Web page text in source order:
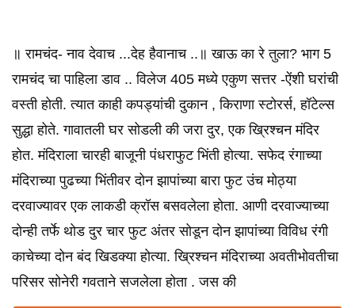
॥ रामचंद- नाव देवाच ...देह हैवानाच ..॥ खाऊ का रे तुला? भाग 5
रामचंद चा पाहिला डाव .. विलेज 405 मध्ये एकुण सत्तर -ऐंशी घरांची
वस्ती होती. त्यात काही कपड्यांची दुकान , किराणा स्टोरर्स, हॉटेल्स
सुद्धा होते. गावातली घर सोडली की जरा दुर, एक ख्रिश्चन मंदिर
होत. मंदिराला चारही बाजूनी पंधराफुट भिंती होत्या. सफेद रंगाच्या
मंदिराच्या पुढच्या भिंतीवर दोन झापांच्या बारा फुट उंच मोठ्या
दरवाज्यावर एक लाकडी क्रॉस बसवलेला होता. आणी दरवाज्याच्या
दोन्ही तर्फे थोड दुर चार फुट अंतर सोडून दोन झापांच्या विविध रंगी
काचेच्या दोन बंद खिडक्या होत्या. ख्रिश्चन मंदिराच्या अवतीभोवतीचा
परिसर सोनेरी गवताने सजलेला होता . जस की